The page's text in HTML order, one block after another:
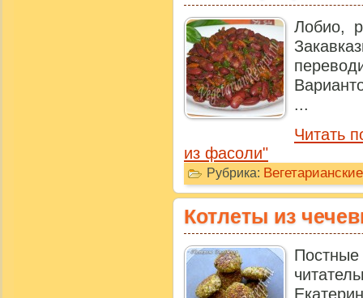
Лобио,
...
Читать
из фасоли"
Рубрика:
Котлеты из